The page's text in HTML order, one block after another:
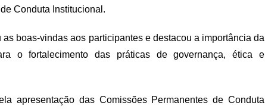
Conduta Institucional.
boas-vindas aos participantes e destacou a importância da
o fortalecimento das práticas de governança, ética e
apresentação das Comissões Permanentes de Conduta